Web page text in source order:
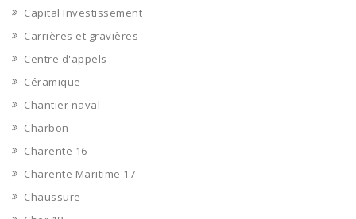
Capital Investissement
Carrières et gravières
Centre d'appels
Céramique
Chantier naval
Charbon
Charente 16
Charente Maritime 17
Chaussure